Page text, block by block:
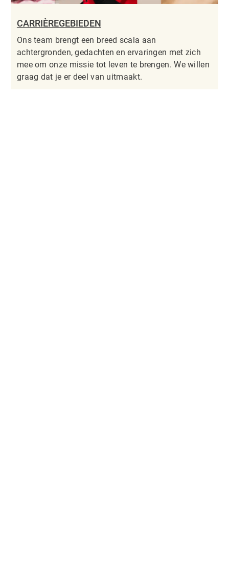
CARRIÈREGEBIEDEN
Ons team brengt een breed scala aan
achtergronden, gedachten en ervaringen met zich
mee om onze missie tot leven te brengen. We willen
graag dat je er deel van uitmaakt.